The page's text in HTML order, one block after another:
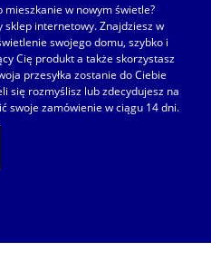
w nowym świetle?
internetowy. Znajdziesz w
swojego domu, szybko i
Cię produkt a także skorzystasz
przesyłka zostanie do Ciebie
się rozmyślisz lub zdecydujesz na
swoje zamówienie w ciągu 14 dni.